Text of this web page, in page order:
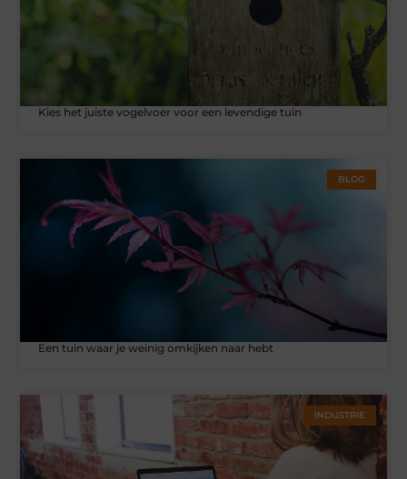
Kies het juiste vogelvoer voor een levendige tuin
BLOG
Een tuin waar je weinig omkijken naar hebt
INDUSTRIE